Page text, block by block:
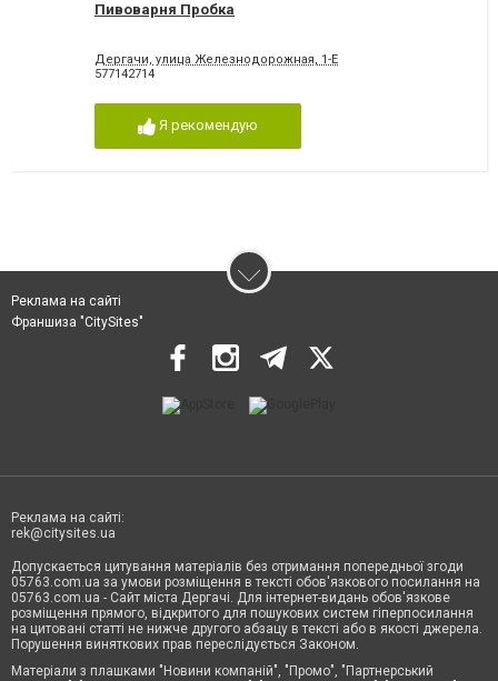
Пивоварня Пробка
Дергачи, улица Железнодорожная, 1-Е
577142714
Я рекомендую
Реклама на сайті
Франшиза "CitySites"
Реклама на сайті:
rek@citysites.ua
Допускається цитування матеріалів без отримання попередньої згоди
05763.com.ua за умови розміщення в тексті обов'язкового посилання на
05763.com.ua - Сайт міста Дергачі. Для інтернет-видань обов'язкове
розміщення прямого, відкритого для пошукових систем гіперпосилання
на цитовані статті не нижче другого абзацу в тексті або в якості джерела.
Порушення виняткових прав переслідується Законом.
Матеріали з плашками "Новини компаній", "Промо", "Партнерський